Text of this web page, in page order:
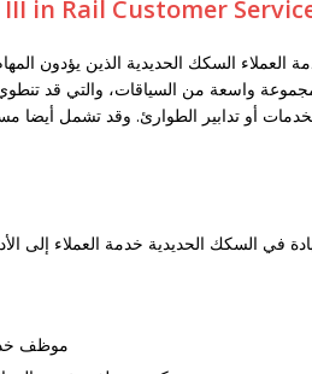
in Rail Customer
السكك الحديدية الذين يؤدون
واسعة من السياقات، والتي قد
أو تدابير الطوارئ. وقد تشمل أيضا
موظف